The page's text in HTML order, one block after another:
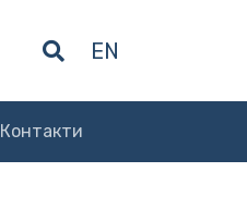
EN
Контакти